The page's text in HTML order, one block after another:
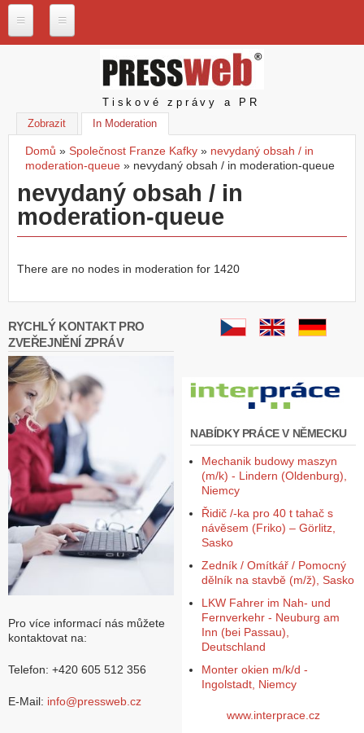
P
w
e
b
z
N
a
e
l
ž
b
y
Z
a
l
o
ž
i
ú
č
e
Pressweb
Tiskové zprávy a PR
Zobrazit In Moderation
Jste zde
Domů » Společnost Franze Kafky » nevydaný obsah / in
moderation-queue » nevydaný obsah / in moderation-queue
nevydaný obsah / in
moderation-queue
There are no nodes in moderation for 1420
RYCHLÝ KONTAKT PRO
ZVEŘEJNĚNÍ ZPRÁV
Pro více informací nás můžete
kontaktovat na:
Telefon: +420 605 512 356
E-Mail: info@pressweb.cz
NABÍDKY PRÁCE V NĚMECKU
Mechanik budowy maszyn
(m/k) - Lindern (Oldenburg),
Niemcy
Řidič /-ka pro 40 t tahač s
návěsem (Friko) – Görlitz,
Sasko
Zedník / Omítkář / Pomocný
dělník na stavbě (m/ž), Sasko
LKW Fahrer im Nah- und
Fernverkehr - Neuburg am
Inn (bei Passau),
Deutschland
Monter okien m/k/d -
Ingolstadt, Niemcy
www.interprace.cz